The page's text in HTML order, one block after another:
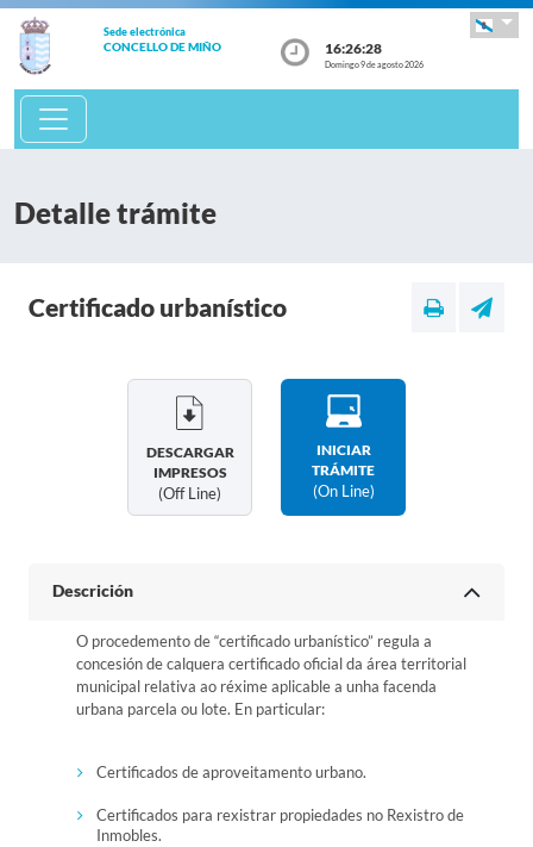
Sede electrónica
CONCELLO DE MIÑO 16:26:28
Domingo 9 de agosto 2026
Detalle trámite
Certificado urbanístico
DESCARGAR
IMPRESOS
(off Line)
INICIAR
TRÁMITE
(on Line)
Descrición
O procedemento de “certificado urbanístico” regula a
concesión de calquera certificado oficial da área territorial
municipal relativa ao réxime aplicable a unha facenda
urbana parcela ou lote. En particular:
Certificados de aproveitamento urbano.
Certificados para rexistrar propiedades no Rexistro de
Inmobles.